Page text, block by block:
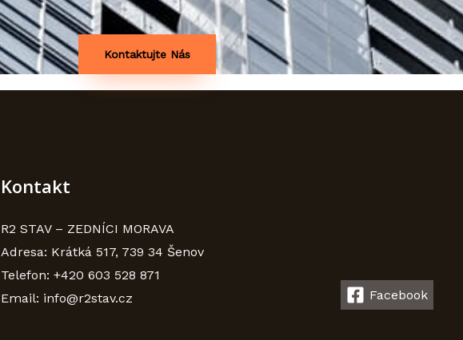
Kontaktujte Nás
Kontakt
R2 STAV – ZEDNÍCI MORAVA
Adresa: Krátká 517, 739 34 Šenov
Telefon: +420 603 528 871
Email: info@r2stav.cz
Facebook